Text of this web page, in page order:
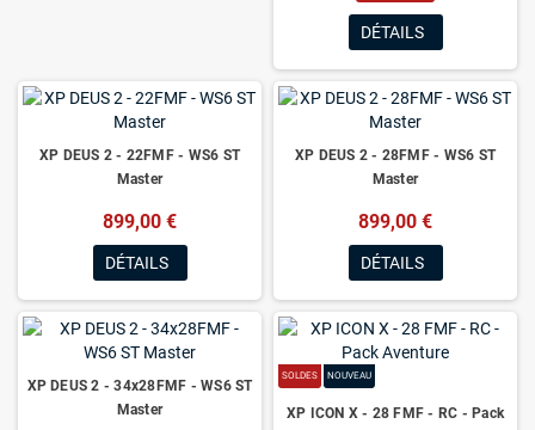
DÉTAILS
XP DEUS 2 - 22FMF - WS6 ST
Master
899,00 €
DÉTAILS
XP DEUS 2 - 28FMF - WS6 ST
Master
899,00 €
DÉTAILS
XP DEUS 2 - 34x28FMF - WS6 ST
Master
SOLDES NOUVEAU
XP ICON X - 28 FMF - RC - Pack